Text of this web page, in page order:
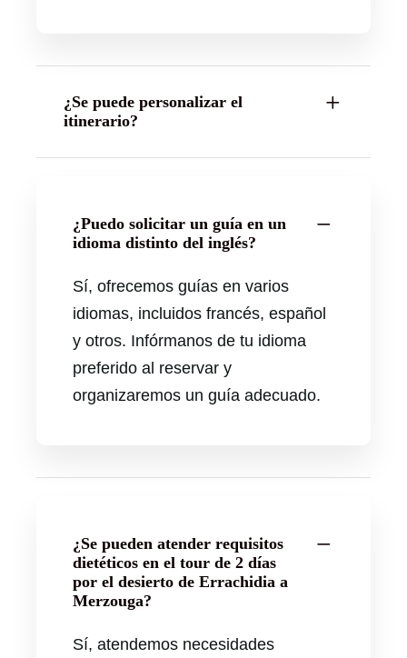
¿Se puede personalizar el
itinerario?
¿Puedo solicitar un guía en un
idioma distinto del inglés?
Sí, ofrecemos guías en varios
idiomas, incluidos francés, español
y otros. Infórmanos de tu idioma
preferido al reservar y
organizaremos un guía adecuado.
¿Se pueden atender requisitos
dietéticos en el tour de 2 días
por el desierto de Errachidia a
Merzouga?
Sí, atendemos necesidades